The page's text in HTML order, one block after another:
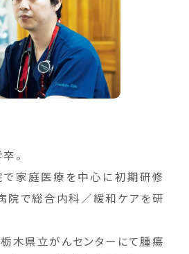
。
家庭医療を中心に初期研修
院で総合内科／緩和ケアを研
木県立がんセンターにて腫瘍